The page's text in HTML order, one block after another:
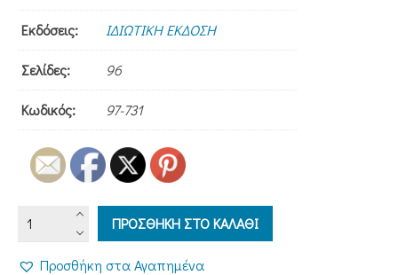
Εκδόσεις: ΙΔΙΩΤΙΚΗ ΕΚΔΟΣΗ
Σελίδες: 96
Κωδικός: 97-731
ΟΡΘΟΔΟΞΗ
ΠΡΟΣΘΗΚΗ ΣΤΟ ΚΑΛΑΘΙ
Προσθήκη στα Αγαπημένα